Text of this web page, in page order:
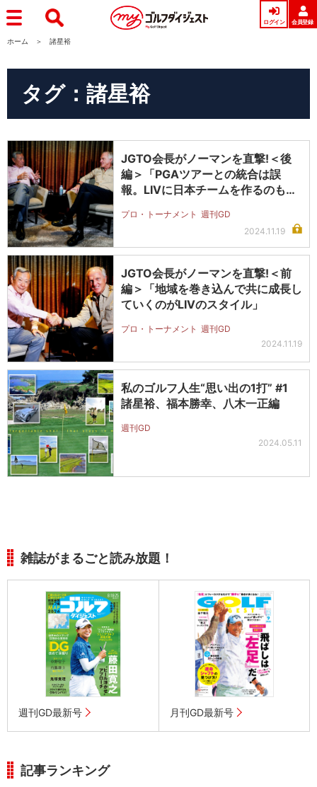
ログイン 会員登録
ホーム 諸星裕
タグ：諸星裕
JGTO会長がノーマンを直撃!＜後
編＞「PGAツアーとの統合は誤
報。LIVに日本チームを作るのも面
プロ・トーナメント 週刊GD
2024.11.19
JGTO会長がノーマンを直撃!＜前
編＞「地域を巻き込んで共に成長し
ていくのがLIVのスタイル」
プロ・トーナメント 週刊GD
2024.11.19
私のゴルフ人生“思い出の1打” #1
諸星裕、福本勝幸、八木一正編
週刊GD
2024.05.11
雑誌がまるごと読み放題！
週刊GD最新号 月刊GD最新号
記事ランキング